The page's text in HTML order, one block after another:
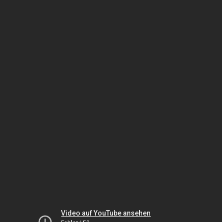
Video auf YouTube ansehen